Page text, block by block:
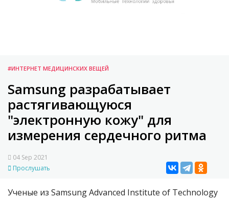
#ИНТЕРНЕТ МЕДИЦИНСКИХ ВЕЩЕЙ
Samsung разрабатывает
растягивающуюся
"электронную кожу" для
измерения сердечного ритма
04 Sep 2021
Прослушать
Ученые из Samsung Advanced Institute of Technology